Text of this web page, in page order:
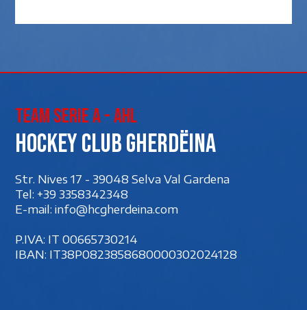
Team Serie A - AHL
Hockey club Gherdëina
Str. Nives 17 - 39048 Selva Val Gardena
Tel: +39 3358342348
E-mail: info@hcgherdeina.com
P.IVA: IT 00‍665730214
IBAN: IT38P0823858680000302024128